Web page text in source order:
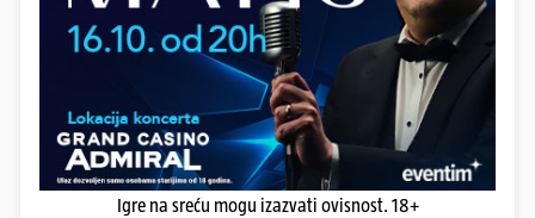
Igre na sreću mogu izazvati ovisnost. 18+